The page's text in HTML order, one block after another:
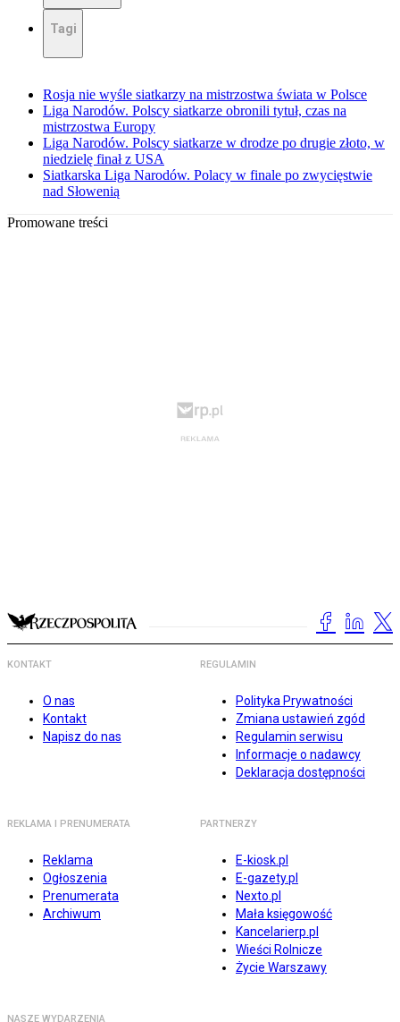
Tagi
Rosja nie wyśle siatkarzy na mistrzostwa świata w Polsce
Liga Narodów. Polscy siatkarze obronili tytuł, czas na
mistrzostwa Europy
Liga Narodów. Polscy siatkarze w drodze po drugie złoto, w
niedzielę finał z USA
Siatkarska Liga Narodów. Polacy w finale po zwycięstwie
nad Słowenią
Promowane treści
KONTAKT
O nas
Kontakt
Napisz do nas
REGULAMIN
Polityka Prywatności
Zmiana ustawień zgód
Regulamin serwisu
Informacje o nadawcy
Deklaracja dostępności
REKLAMA I PRENUMERATA
Reklama
Ogłoszenia
Prenumerata
Archiwum
PARTNERZY
E-kiosk.pl
E-gazety.pl
Nexto.pl
Mała księgowość
Kancelarierp.pl
Wieści Rolnicze
Życie Warszawy
NASZE WYDARZENIA